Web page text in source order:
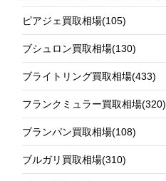
ピアジェ買取相場(105)
ブシュロン買取相場(130)
ブライトリング買取相場(433)
フランクミュラー買取相場(320)
ブランパン買取相場(108)
ブルガリ買取相場(310)